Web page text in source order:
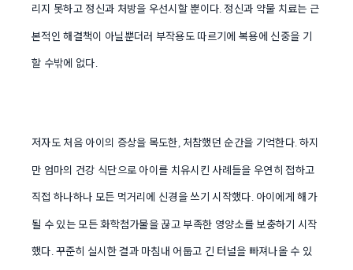
리지 못하고 정신과 처방을 우선시할 뿐이다. 정신과 약물 치료는 근
본적인 해결책이 아닐뿐더러 부작용도 따르기에 복용에 신중을 기
할 수밖에 없다.
저자도 처음 아이의 증상을 목도한, 처참했던 순간을 기억한다. 하지
만 엄마의 건강 식단으로 아이를 치유시킨 사례들을 우연히 접하고
직접 하나하나 모든 먹거리에 신경을 쓰기 시작했다. 아이에게 해가
될 수 있는 모든 화학첨가물을 끊고 부족한 영양소를 보충하기 시작
했다. 꾸준히 실시한 결과 마침내 어둡고 긴 터널을 빠져나올 수 있